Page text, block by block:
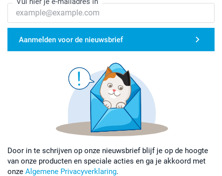
Aanmelden voor de nieuwsbrief
Door in te schrijven op onze nieuwsbrief blijf je op de hoogte
van onze producten en speciale acties en ga je akkoord met
onze Algemene Privacyverklaring.